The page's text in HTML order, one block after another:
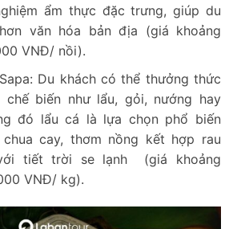
ẩm thực đặc trưng, giúp du
văn hóa bản địa (giá khoảng
VNĐ/ nồi).
Du khách có thể thưởng thức
chế biến như lẩu, gỏi, nướng hay
đó lẩu cá là lựa chọn phổ biến
cay, thơm nồng kết hợp rau
tiết trời se lạnh (giá khoảng
VNĐ/ kg).